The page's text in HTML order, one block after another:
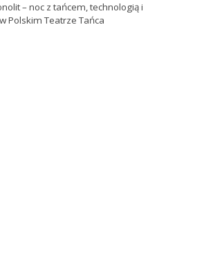
– noc z tańcem, technologią i
Polskim Teatrze Tańca